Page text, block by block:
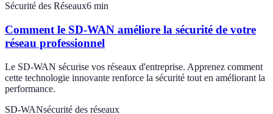
Sécurité des Réseaux6 min
Comment le SD-WAN améliore la sécurité de votre
réseau professionnel
Le SD-WAN sécurise vos réseaux d'entreprise. Apprenez comment
cette technologie innovante renforce la sécurité tout en améliorant la
performance.
SD-WANsécurité des réseaux